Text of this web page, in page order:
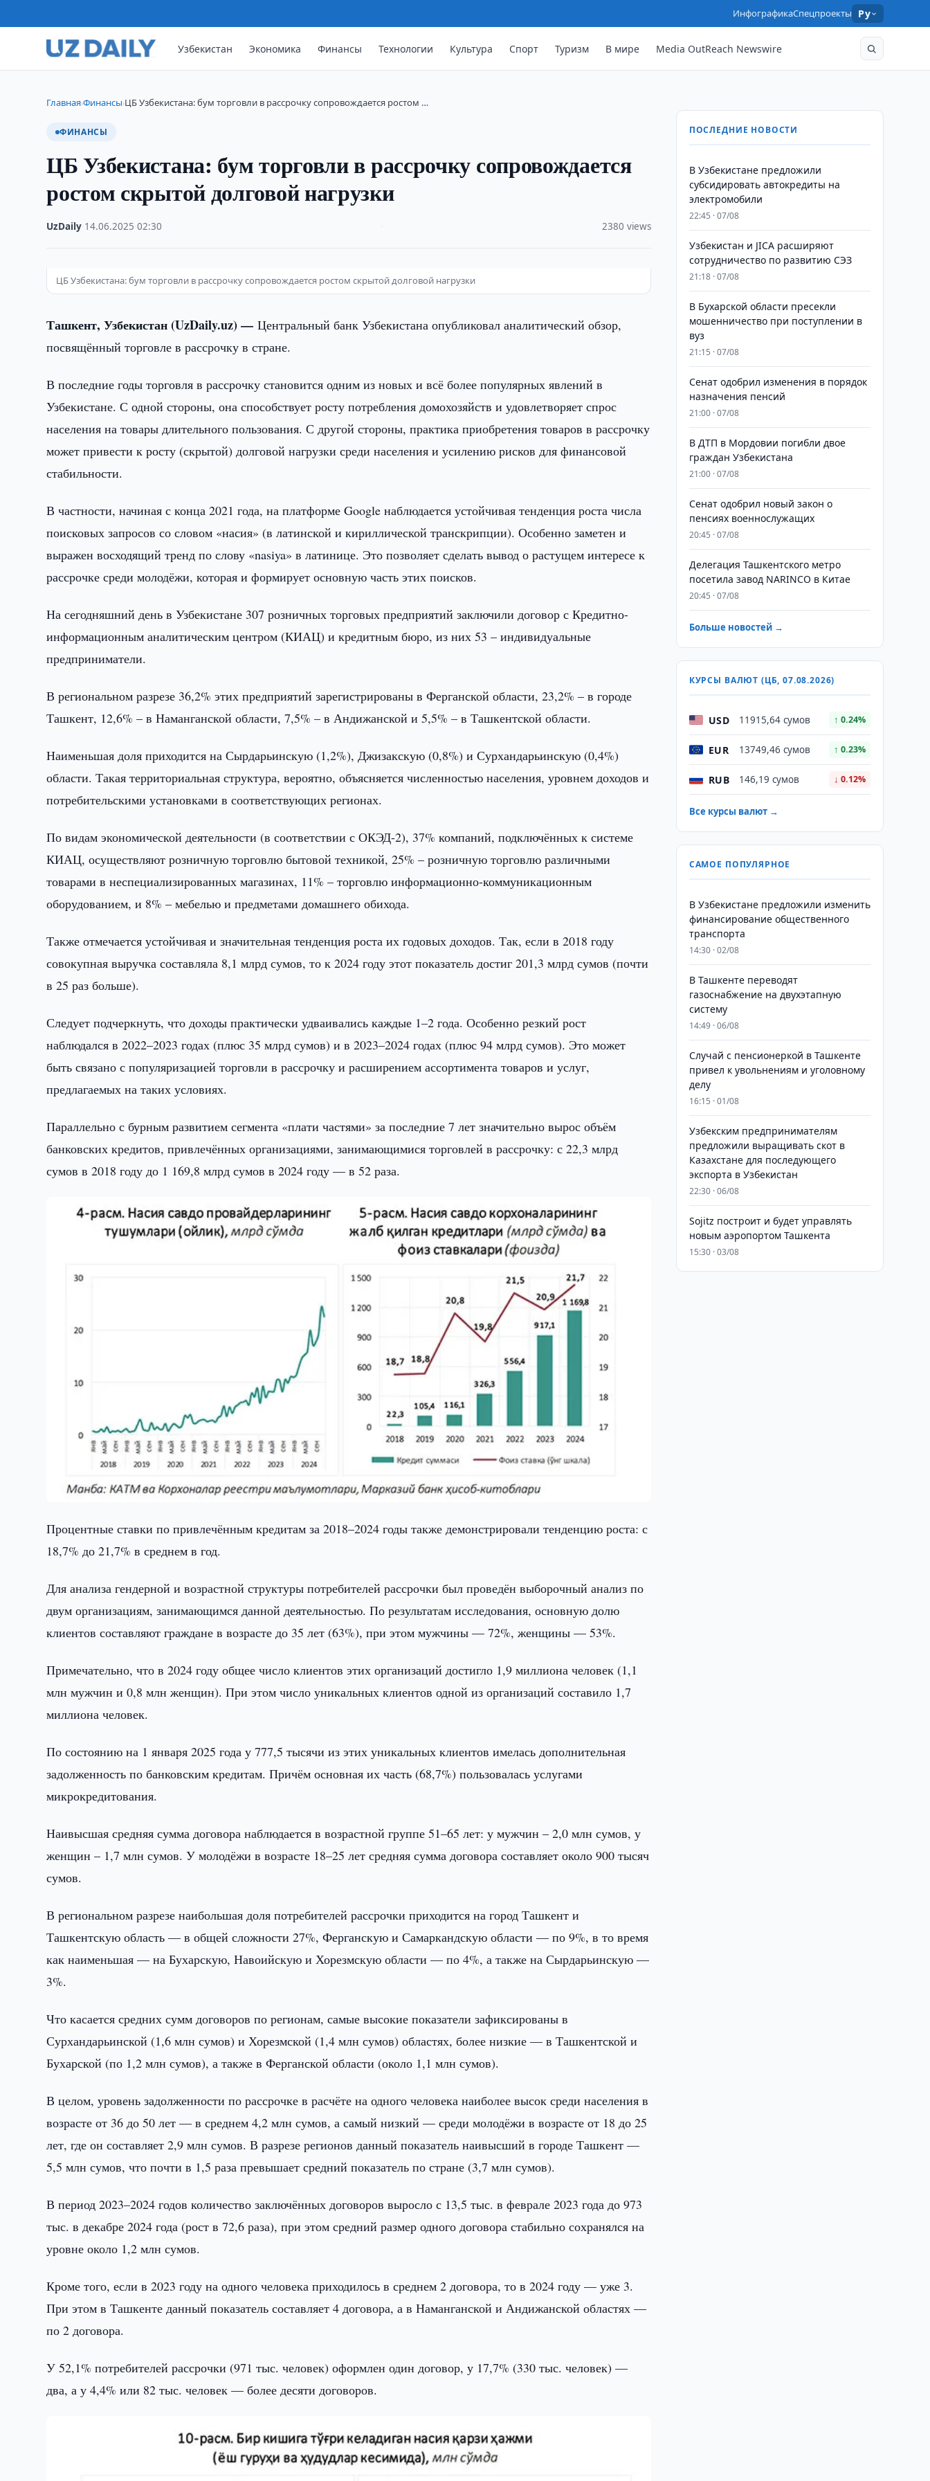
ИнфографикаСпецпроекты Ру
Узбекистан Экономика Финансы Технологии Культура Спорт Туризм В мире Media OutReach Newswire
Главная›Финансы›ЦБ Узбекистана: бум торговли в рассрочку сопровождается ростом …
ФИНАНСЫ
ЦБ Узбекистана: бум торговли в рассрочку сопровождается
ростом скрытой долговой нагрузки
UzDaily 14.06.2025 ·02:30 2380 views
ЦБ Узбекистана: бум торговли в рассрочку сопровождается ростом скрытой долговой нагрузки
Ташкент, Узбекистан (UzDaily.uz) —Центральный банк Узбекистана опубликовал аналитический обзор,
посвящённый торговле в рассрочку в стране.
В последние годы торговля в рассрочку становится одним из новых и всё более популярных явлений в
Узбекистане. С одной стороны, она способствует росту потребления домохозяйств и удовлетворяет спрос
населения на товары длительного пользования. С другой стороны, практика приобретения товаров в рассрочку
может привести к росту (скрытой) долговой нагрузки среди населения и усилению рисков для финансовой
стабильности.
В частности, начиная с конца 2021 года, на платформе Google наблюдается устойчивая тенденция роста числа
поисковых запросов со словом «насия» (в латинской и кириллической транскрипции). Особенно заметен и
выражен восходящий тренд по слову «nasiya» в латинице. Это позволяет сделать вывод о растущем интересе к
рассрочке среди молодёжи, которая и формирует основную часть этих поисков.
На сегодняшний день в Узбекистане 307 розничных торговых предприятий заключили договор с Кредитно-
информационным аналитическим центром (КИАЦ) и кредитным бюро, из них 53 – индивидуальные
предприниматели.
В региональном разрезе 36,2% этих предприятий зарегистрированы в Ферганской области, 23,2% – в городе
Ташкент, 12,6% – в Наманганской области, 7,5% – в Андижанской и 5,5% – в Ташкентской области.
Наименьшая доля приходится на Сырдарьинскую (1,2%), Джизакскую (0,8%) и Сурхандарьинскую (0,4%)
области. Такая территориальная структура, вероятно, объясняется численностью населения, уровнем доходов и
потребительскими установками в соответствующих регионах.
По видам экономической деятельности (в соответствии с ОКЭД-2), 37% компаний, подключённых к системе
КИАЦ, осуществляют розничную торговлю бытовой техникой, 25% – розничную торговлю различными
товарами в неспециализированных магазинах, 11% – торговлю информационно-коммуникационным
оборудованием, и 8% – мебелью и предметами домашнего обихода.
Также отмечается устойчивая и значительная тенденция роста их годовых доходов. Так, если в 2018 году
совокупная выручка составляла 8,1 млрд сумов, то к 2024 году этот показатель достиг 201,3 млрд сумов (почти
в 25 раз больше).
Следует подчеркнуть, что доходы практически удваивались каждые 1–2 года. Особенно резкий рост
наблюдался в 2022–2023 годах (плюс 35 млрд сумов) и в 2023–2024 годах (плюс 94 млрд сумов). Это может
быть связано с популяризацией торговли в рассрочку и расширением ассортимента товаров и услуг,
предлагаемых на таких условиях.
Параллельно с бурным развитием сегмента «плати частями» за последние 7 лет значительно вырос объём
банковских кредитов, привлечённых организациями, занимающимися торговлей в рассрочку: с 22,3 млрд
сумов в 2018 году до 1 169,8 млрд сумов в 2024 году — в 52 раза.
Процентные ставки по привлечённым кредитам за 2018–2024 годы также демонстрировали тенденцию роста: с
18,7% до 21,7% в среднем в год.
Для анализа гендерной и возрастной структуры потребителей рассрочки был проведён выборочный анализ по
двум организациям, занимающимся данной деятельностью. По результатам исследования, основную долю
клиентов составляют граждане в возрасте до 35 лет (63%), при этом мужчины — 72%, женщины — 53%.
Примечательно, что в 2024 году общее число клиентов этих организаций достигло 1,9 миллиона человек (1,1
млн мужчин и 0,8 млн женщин). При этом число уникальных клиентов одной из организаций составило 1,7
миллиона человек.
По состоянию на 1 января 2025 года у 777,5 тысячи из этих уникальных клиентов имелась дополнительная
задолженность по банковским кредитам. Причём основная их часть (68,7%) пользовалась услугами
микрокредитования.
Наивысшая средняя сумма договора наблюдается в возрастной группе 51–65 лет: у мужчин – 2,0 млн сумов, у
женщин – 1,7 млн сумов. У молодёжи в возрасте 18–25 лет средняя сумма договора составляет около 900 тысяч
сумов.
В региональном разрезе наибольшая доля потребителей рассрочки приходится на город Ташкент и
Ташкентскую область — в общей сложности 27%, Ферганскую и Самаркандскую области — по 9%, в то время
как наименьшая — на Бухарскую, Навоийскую и Хорезмскую области — по 4%, а также на Сырдарьинскую —
3%.
Что касается средних сумм договоров по регионам, самые высокие показатели зафиксированы в
Сурхандарьинской (1,6 млн сумов) и Хорезмской (1,4 млн сумов) областях, более низкие — в Ташкентской и
Бухарской (по 1,2 млн сумов), а также в Ферганской области (около 1,1 млн сумов).
В целом, уровень задолженности по рассрочке в расчёте на одного человека наиболее высок среди населения в
возрасте от 36 до 50 лет — в среднем 4,2 млн сумов, а самый низкий — среди молодёжи в возрасте от 18 до 25
лет, где он составляет 2,9 млн сумов. В разрезе регионов данный показатель наивысший в городе Ташкент —
5,5 млн сумов, что почти в 1,5 раза превышает средний показатель по стране (3,7 млн сумов).
В период 2023–2024 годов количество заключённых договоров выросло с 13,5 тыс. в феврале 2023 года до 973
тыс. в декабре 2024 года (рост в 72,6 раза), при этом средний размер одного договора стабильно сохранялся на
уровне около 1,2 млн сумов.
Кроме того, если в 2023 году на одного человека приходилось в среднем 2 договора, то в 2024 году — уже 3.
При этом в Ташкенте данный показатель составляет 4 договора, а в Наманганской и Андижанской областях —
по 2 договора.
У 52,1% потребителей рассрочки (971 тыс. человек) оформлен один договор, у 17,7% (330 тыс. человек) —
два, а у 4,4% или 82 тыс. человек — более десяти договоров.
ПОСЛЕДНИЕ НОВОСТИ
В Узбекистане предложили
субсидировать автокредиты на
электромобили
22:45 · 07/08
Узбекистан и JICA расширяют
сотрудничество по развитию СЭЗ
21:18 · 07/08
В Бухарской области пресекли
мошенничество при поступлении в
вуз
21:15 · 07/08
Сенат одобрил изменения в порядок
назначения пенсий
21:00 · 07/08
В ДТП в Мордовии погибли двое
граждан Узбекистана
21:00 · 07/08
Сенат одобрил новый закон о
пенсиях военнослужащих
20:45 · 07/08
Делегация Ташкентского метро
посетила завод NARINCO в Китае
20:45 · 07/08
Больше новостей →
КУРСЫ ВАЛЮТ (ЦБ, 07.08.2026)
USD 11915,64 сумов ↑ 0.24%
EUR 13749,46 сумов ↑ 0.23%
RUB 146,19 сумов ↓ 0.12%
Все курсы валют →
САМОЕ ПОПУЛЯРНОЕ
В Узбекистане предложили изменить
финансирование общественного
транспорта
14:30 · 02/08
В Ташкенте переводят
газоснабжение на двухэтапную
систему
14:49 · 06/08
Случай с пенсионеркой в Ташкенте
привел к увольнениям и уголовному
делу
16:15 · 01/08
Узбекским предпринимателям
предложили выращивать скот в
Казахстане для последующего
экспорта в Узбекистан
22:30 · 06/08
Sojitz построит и будет управлять
новым аэропортом Ташкента
15:30 · 03/08